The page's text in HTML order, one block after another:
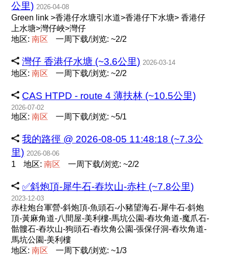
公里) 2026-04-08
Green link >香港仔水塘引水道>香港仔下水塘> 香港仔
上水塘>灣仔峽>灣仔
地区:南区 一周下载/浏览: ~2/2
灣仔 香港仔水塘 (~3.6公里) 2026-03-14
地区:南区 一周下载/浏览: ~2/2
CAS HTPD - route 4 薄扶林 (~10.5公里)
2026-07-02
地区:南区 一周下载/浏览: ~5/1
我的路徑 @ 2026-08-05 11:48:18 (~7.3公
里) 2026-08-06
1 地区:南区 一周下载/浏览: ~2/2
✅斜炮頂-犀牛石-舂坎山-赤柱 (~7.8公里)
2023-12-03
赤柱炮台軍營-斜炮頂-魚頭石-小豬望海石-犀牛石-斜炮
頂-黃麻角道-八間屋-美利樓-馬坑公園-舂坎角道-魔爪石-
骷髏石-舂坎山-狗頭石-舂坎角公園-張保仔洞-舂坎角道-
馬坑公園-美利樓
地区:南区 一周下载/浏览: ~1/3